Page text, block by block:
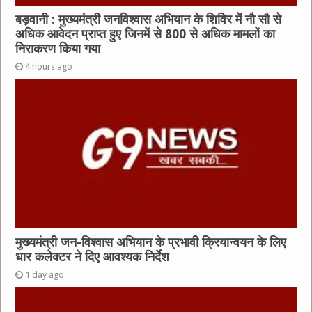
बड़वानी : मुख्यमंत्री जनविश्वास अभियान के शिविर में नौ सौ से
अधिक आवेदन प्राप्त हुए जिनमें से 800 से अधिक मामलों का
निराकरण किया गया
4 hours ago
मुख्यमंत्री जन-विश्वास अभियान के प्रभावी क्रियान्वयन के लिए
धार कलेक्टर ने दिए आवश्यक निर्देश
1 day ago